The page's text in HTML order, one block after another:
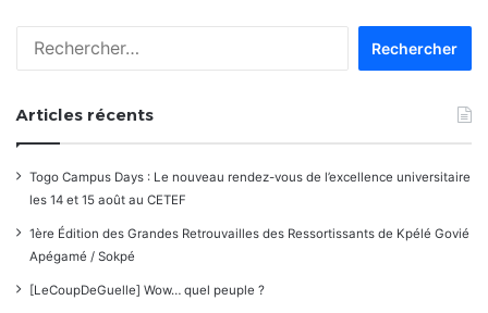
Articles récents
Togo Campus Days : Le nouveau rendez-vous de l’excellence universitaire
les 14 et 15 août au CETEF
1ère Édition des Grandes Retrouvailles des Ressortissants de Kpélé Govié
Apégamé / Sokpé
[LeCoupDeGuelle] Wow… quel peuple ?